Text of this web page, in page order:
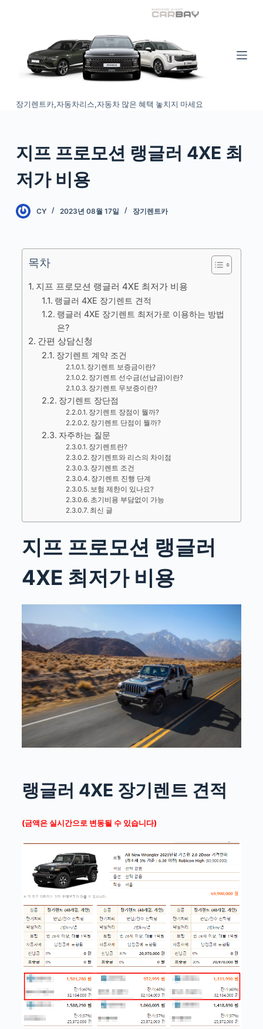
c
n
장기렌트카,자동차리스,자동차 많은 혜택 놓치지 마세요
지프 프로모션 랭글러 4XE 최
저가 비용
CY 2023년 08월 17일 장기렌트카
목차
지프 프로모션 랭글러 4XE 최저가 비용
랭글러 4XE 장기렌트 견적
랭글러 4XE 장기렌트 최저가로 이용하는 방법
은?
간편 상담신청
장기렌트 계약 조건
장기렌트 보증금이란?
장기렌트 선수금(선납금)이란?
장기렌트 무보증이란?
장기렌트 장단점
장기렌트 장점이 뭘까?
장기렌트 단점이 뭘까?
자주하는 질문
장기렌트란?
장기렌트와 리스의 차이점
장기렌트 조건
장기렌트 진행 단계
보험 제한이 있나요?
초기비용 부담없이 가능
최신 글
지프 프로모션 랭글러
4XE 최저가 비용
랭글러 4XE 장기렌트 견적
(금액은 실시간으로 변동될 수 있습니다)